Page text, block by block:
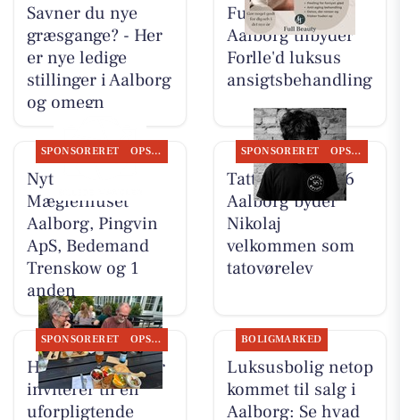
Savner du nye
græsgange? - Her
er nye ledige
stillinger i Aalborg
og omegn
Full Beauty
Aalborg tilbyder
Forlle'd luksus
ansigtsbehandling
SPONSORERET OPSLAGSTAVLEN
Nyt fra
Mæglerhuset
Aalborg, Pingvin
ApS, Bedemand
Trenskow og 1
anden
SPONSORERET OPSLAGSTAVLEN
Tattoo Studio 96
Aalborg byder
Nikolaj
velkommen som
tatovørelev
SPONSORERET OPSLAGSTAVLEN
Houen Life Power
inviterer til en
uforpligtende
BOLIGMARKED
Luksusbolig netop
kommet til salg i
Aalborg: Se hvad